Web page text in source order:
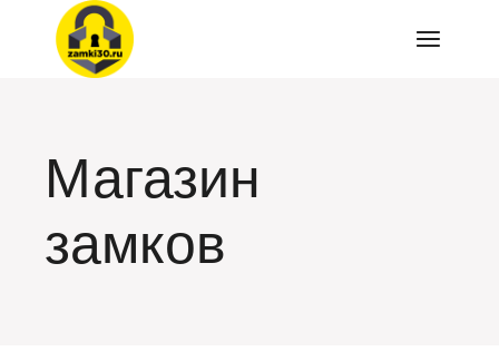
Перейти
содержимому
Магазин
замков